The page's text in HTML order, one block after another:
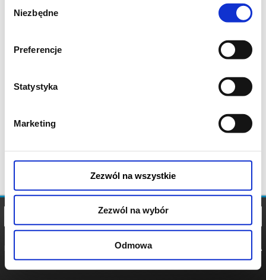
zgody
Niezbędne
Preferencje
Statystyka
Marketing
Zezwól na wszystkie
Zezwól na wybór
Odmowa
POLITYKA
POLITYKA